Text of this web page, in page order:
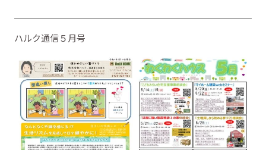
ハルク通信５月号